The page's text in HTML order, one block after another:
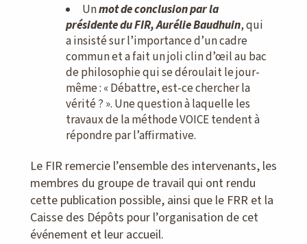
Unmot de conclusion par la
présidente du FIR, Aurélie Baudhuin, qui
a insisté sur l’importance d’un cadre
commun et a fait un joli clin d’œil au bac
de philosophie qui se déroulait le jour-
même : « Débattre, est-ce chercher la
vérité ? ». Une question à laquelle les
travaux de la méthode VOICE tendent à
répondre par l’affirmative.
Le FIR remercie l’ensemble des intervenants, les
membres du groupe de travail qui ont rendu
cette publication possible, ainsi que le FRR et la
Caisse des Dépôts pour l’organisation de cet
événement et leur accueil.